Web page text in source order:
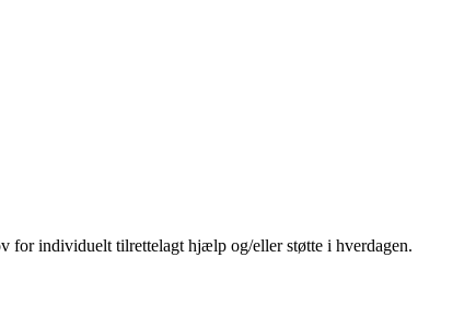
for individuelt tilrettelagt hjælp og/eller støtte i hverdagen.